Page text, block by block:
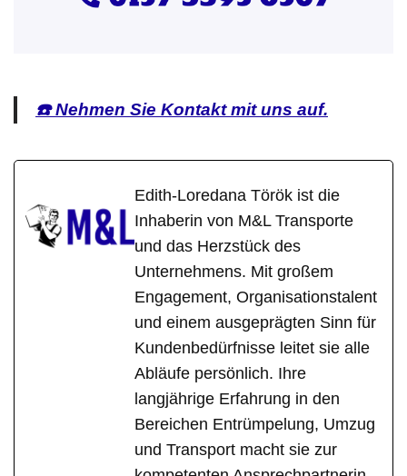
☎️ Nehmen Sie Kontakt mit uns auf.
Edith-Loredana Török ist die
Inhaberin von M&L Transporte
und das Herzstück des
Unternehmens. Mit großem
Engagement, Organisationstalent
und einem ausgeprägten Sinn für
Kundenbedürfnisse leitet sie alle
Abläufe persönlich. Ihre
langjährige Erfahrung in den
Bereichen Entrümpelung, Umzug
und Transport macht sie zur